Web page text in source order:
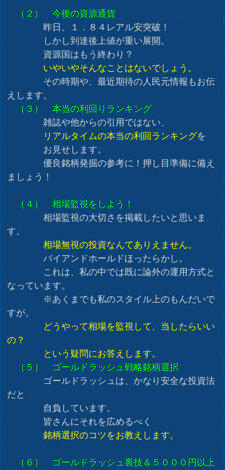
（２） 今後の資源通貨
昨日、１．８４レアル安突破！
しかし到達後上値が重い展開。
資源国はもう終わり？
いやいやそんなことはないでしょう。
その時期や、最近期待の人民元情報もお伝
えします。
（３） 本当の利回りランキング
雑誌や他からの引用ではない、
リアルタイムの本当の利回ランキングを
お見せします。
優良銘柄発掘の参考に！押し目準備に備え
ましょう！
（４） 相場監視をしよう！
相場監視の大切さを掲載したいと思いま
す。
相場無視の投資なんてありえません。
バイアンドホールドほったらかし。
これは、私の中では既に論外の運用方式と
なっています。
※あくまでも私のスタイル上のもんだいで
すが。
どうやって相場を監視して、当したらいい
の？
という疑問にお答えします。
（５） ゴールドラッシュ戦略銘柄選択
ゴールドラッシュは、かなり安全な投資法
だと
自負しています。
皆さんにそれを広めるべく
銘柄選択のコツをお教えします。
（６） ゴールドラッシュ裏技＆５０００円以上